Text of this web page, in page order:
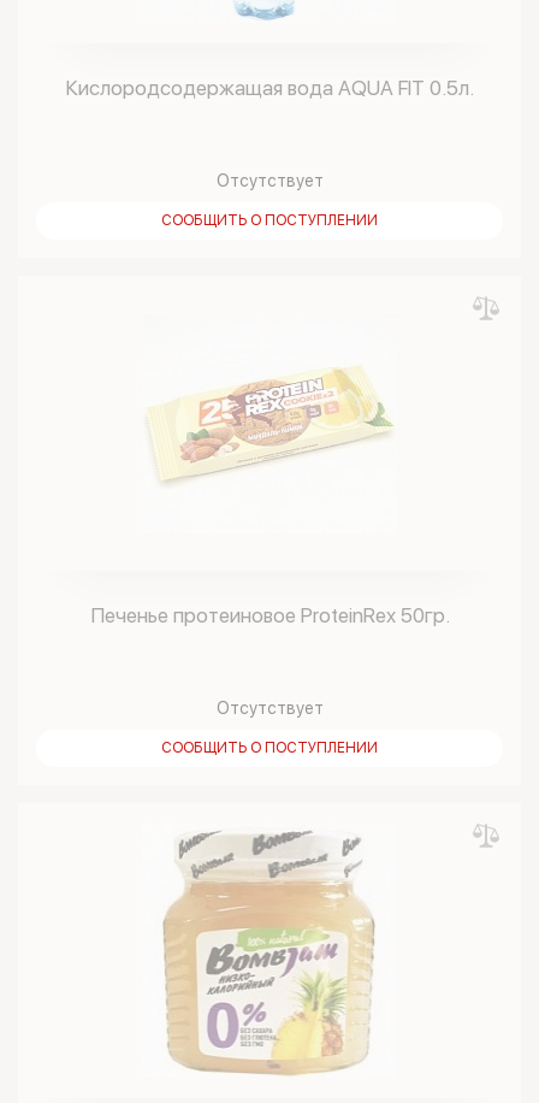
Кислородсодержащая вода AQUA FIT 0.5л.
Отсутствует
СООБЩИТЬ О ПОСТУПЛЕНИИ
Печенье протеиновое ProteinRex 50гр.
Отсутствует
СООБЩИТЬ О ПОСТУПЛЕНИИ